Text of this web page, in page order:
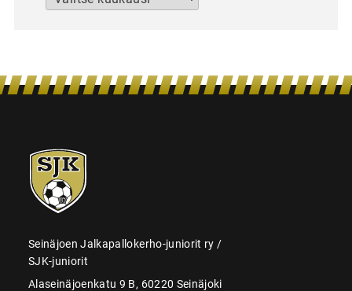
SJK-
juniorit
Seinäjoen Jalkapallokerho-juniorit ry /
SJK-juniorit
Alaseinäjoenkatu 9 B, 60220 Seinäjoki